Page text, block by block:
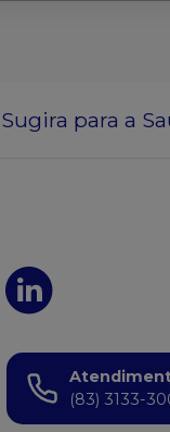
Sugira para a
(83) 3133-